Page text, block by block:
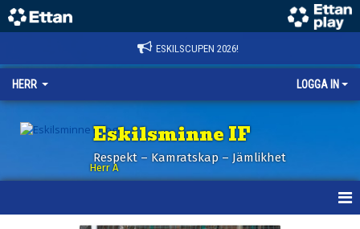
ESKILSCUPEN 2026!
HERR LOGGA IN
Eskilsminne IF
Respekt – Kamratskap – Jämlikhet
Herr A